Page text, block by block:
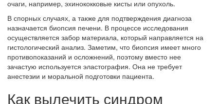
очаги, например, эхинококковые кисты или опухоль.
В спорных случаях, а также для подтверждения диагноза
назначается биопсия печени. В процессе исследования
осуществляется забор материала, который направляется на
гистологический анализ. Заметим, что биопсия имеет много
противопоказаний и осложнений, поэтому вместо нее
зачастую используется эластография. Она не требует
анестезии и моральной подготовки пациента.
Как вылечить синдром